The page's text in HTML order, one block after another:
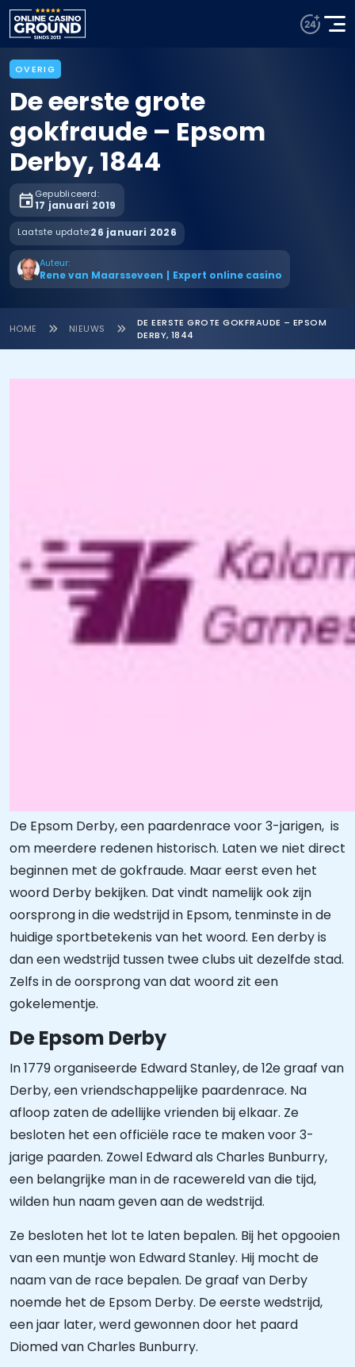
OVERIG
De eerste grote
gokfraude – Epsom
Derby, 1844
Gepubliceerd:
17 januari 2019
Laatste update:26 januari 2026
Auteur:
Rene van Maarsseveen | Expert online casino
HOME NIEUWS
DE EERSTE GROTE GOKFRAUDE – EPSOM
DERBY, 1844
De Epsom Derby, een paardenrace voor 3-jarigen, is
om meerdere redenen historisch. Laten we niet direct
beginnen met de gokfraude. Maar eerst even het
woord Derby bekijken. Dat vindt namelijk ook zijn
oorsprong in die wedstrijd in Epsom, tenminste in de
huidige sportbetekenis van het woord. Een derby is
dan een wedstrijd tussen twee clubs uit dezelfde stad.
Zelfs in de oorsprong van dat woord zit een
gokelementje.
De Epsom Derby
In 1779 organiseerde Edward Stanley, de 12e graaf van
Derby, een vriendschappelijke paardenrace. Na
afloop zaten de adellijke vrienden bij elkaar. Ze
besloten het een officiële race te maken voor 3-
jarige paarden. Zowel Edward als Charles Bunburry,
een belangrijke man in de racewereld van die tijd,
wilden hun naam geven aan de wedstrijd.
Ze besloten het lot te laten bepalen. Bij het opgooien
van een muntje won Edward Stanley. Hij mocht de
naam van de race bepalen. De graaf van Derby
noemde het de Epsom Derby. De eerste wedstrijd,
een jaar later, werd gewonnen door het paard
Diomed van Charles Bunburry.